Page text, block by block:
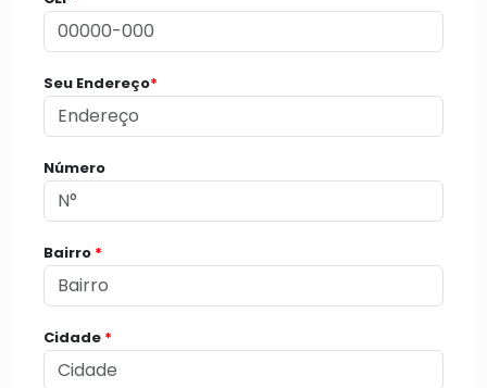
Seu Endereço*
Número
Bairro *
Cidade *